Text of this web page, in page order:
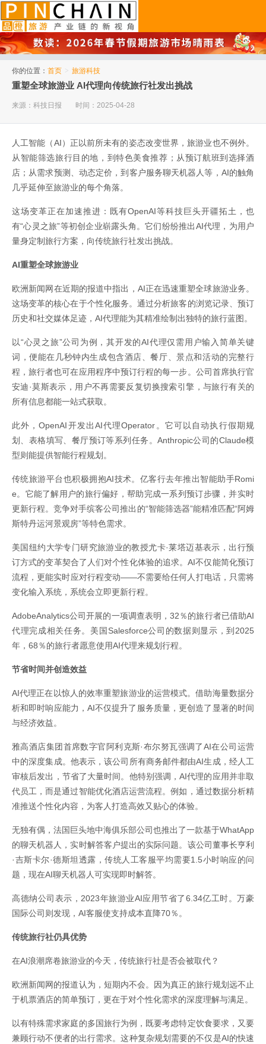
你的位置： 首页 > 旅游科技
重塑全球旅游业 AI代理向传统旅行社发出挑战
来源：科技日报 时间：2025-04-28
人工智能（AI）正以前所未有的姿态改变世界，旅游业也不例外。
从智能筛选旅行目的地，到特色美食推荐；从预订航班到选择酒
店；从需求预测、动态定价，到客户服务聊天机器人等，AI的触角
几乎延伸至旅游业的每个角落。
这场变革正在加速推进：既有OpenAI等科技巨头开疆拓土，也
有“心灵之旅”等初创企业崭露头角。它们纷纷推出AI代理，为用户
量身定制旅行方案，向传统旅行社发出挑战。
AI重塑全球旅游业
欧洲新闻网在近期的报道中指出，AI正在迅速重塑全球旅游业务。
这场变革的核心在于个性化服务。通过分析旅客的浏览记录、预订
历史和社交媒体足迹，AI代理能为其精准绘制出独特的旅行蓝图。
以“心灵之旅”公司为例，其开发的AI代理仅需用户输入简单关键
词，便能在几秒钟内生成包含酒店、餐厅、景点和活动的完整行
程，旅行者也可在应用程序中预订行程的每一步。公司首席执行官
安迪·莫斯表示，用户不再需要反复切换搜索引擎，与旅行有关的
所有信息都能一站式获取。
此外，OpenAI开发出AI代理Operator。它可以自动执行假期规
划、表格填写、餐厅预订等系列任务。Anthropic公司的Claude模
型则能提供智能行程规划。
传统旅游平台也积极拥抱AI技术。亿客行去年推出智能助手Romi
e。它能了解用户的旅行偏好，帮助完成一系列预订步骤，并实时
更新行程。竞争对手缤客公司推出的“智能筛选器”能精准匹配“阿姆
斯特丹运河景观房”等特色需求。
美国纽约大学专门研究旅游业的教授尤卡·莱塔迈基表示，出行预
订方式的变革契合了人们对个性化体验的追求。AI不仅能简化预订
流程，更能实时应对行程变动——不需要给任何人打电话，只需将
变化输入系统，系统会立即更新行程。
AdobeAnalytics公司开展的一项调查表明，32％的旅行者已借助AI
代理完成相关任务。美国Salesforce公司的数据则显示，到2025
年，68％的旅行者愿意使用AI代理来规划行程。
节省时间并创造效益
AI代理正在以惊人的效率重塑旅游业的运营模式。借助海量数据分
析和即时响应能力，AI不仅提升了服务质量，更创造了显著的时间
与经济效益。
雅高酒店集团首席数字官阿利克斯·布尔努瓦强调了AI在公司运营
中的深度集成。他表示，该公司所有商务邮件都由AI生成，经人工
审核后发出，节省了大量时间。他特别强调，AI代理的应用并非取
代员工，而是通过智能优化酒店运营流程。例如，通过数据分析精
准推送个性化内容，为客人打造高效又贴心的体验。
无独有偶，法国巨头地中海俱乐部公司也推出了一款基于WhatApp
的聊天机器人，实时解答客户提出的实际问题。该公司董事长亨利
·吉斯卡尔·德斯坦透露，传统人工客服平均需要1.5小时响应的问
题，现在AI聊天机器人可实现即时解答。
高德纳公司表示，2023年旅游业AI应用节省了6.34亿工时。万豪
国际公司则发现，AI客服使支持成本直降70％。
传统旅行社仍具优势
在AI浪潮席卷旅游业的今天，传统旅行社是否会被取代？
欧洲新闻网的报道认为，短期内不会。因为真正的旅行规划远不止
于机票酒店的简单预订，更在于对个性化需求的深度理解与满足。
以有特殊需求家庭的多国旅行为例，既要考虑特定饮食要求，又要
兼顾行动不便者的出行需求。这种复杂规划需要的不仅是AI的快速